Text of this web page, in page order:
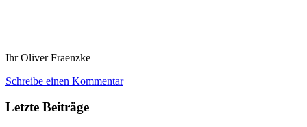
Ihr Oliver Fraenzke
Schreibe einen Kommentar
Letzte Beiträge